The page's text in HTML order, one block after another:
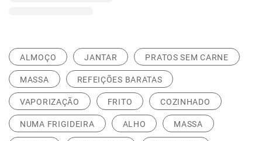
ALMOÇO JANTAR PRATOS SEM CARNE
MASSA REFEIÇÕES BARATAS
VAPORIZAÇÃO FRITO COZINHADO
NUMA FRIGIDEIRA ALHO MASSA